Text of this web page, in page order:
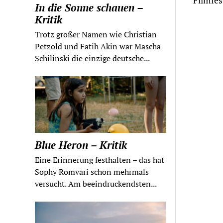
In die Sonne schauen –
Kritik
Trotz großer Namen wie Christian
Petzold und Fatih Akin war Mascha
Schilinski die einzige deutsche...
Blue Heron – Kritik
Eine Erinnerung festhalten – das hat
Sophy Romvari schon mehrmals
versucht. Am beeindruckendsten...